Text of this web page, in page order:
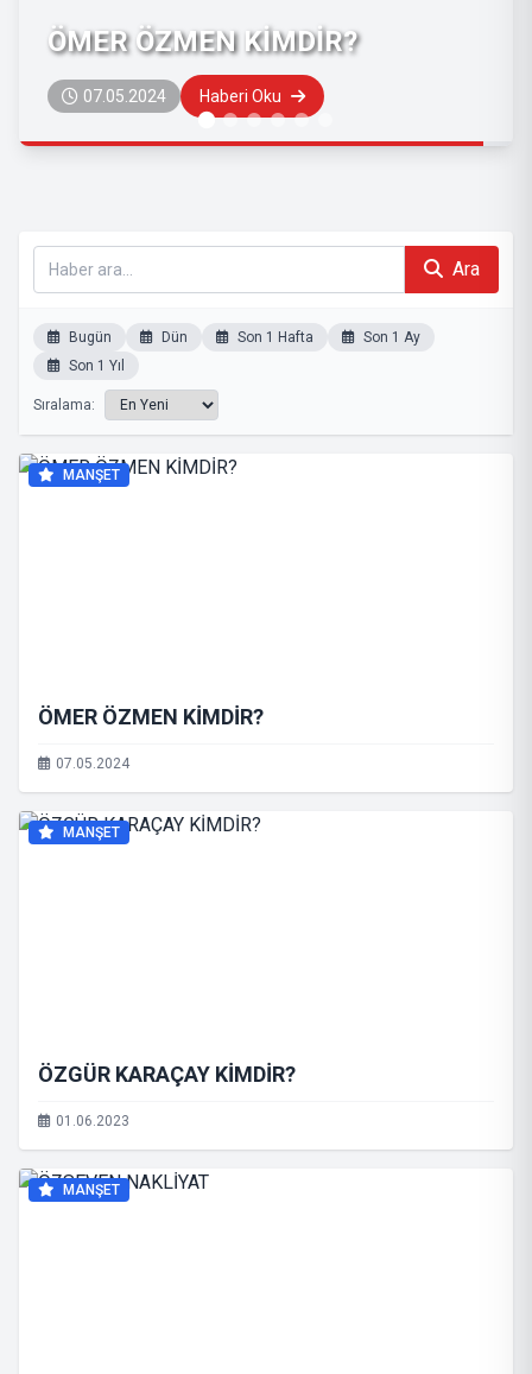
ÖZGÜR KARAÇAY KİMDİR?
01.06.2023 Haberi Oku
Ara
Bugün Dün Son 1 Hafta
Son 1 Ay
Son 1 Yıl
Sıralama:
MANŞET
ÖMER ÖZMEN KİMDİR?
07.05.2024
MANŞET
ÖZGÜR KARAÇAY KİMDİR?
01.06.2023
MANŞET